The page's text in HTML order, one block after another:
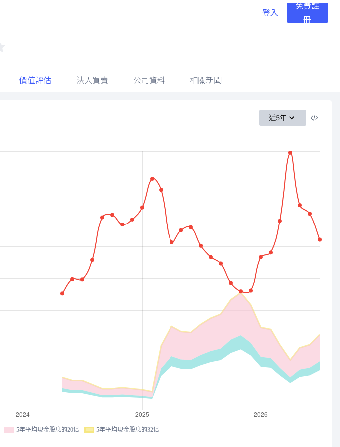
登入
免費註
冊
價值評估 法人買賣 公司資料 相關新聞
近5年
5年平均現金股息的20倍 5年平均現金股息的32倍